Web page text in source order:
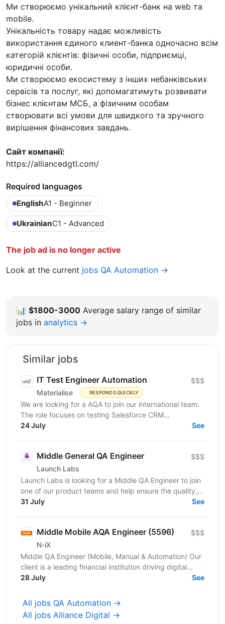
Ми створюємо унікальний клієнт-банк на web та
mobile.
Унікальність товару надає можливість
використання єдиного клиент-банка одночасно всім
категорій клієнтів: фізичні особи, підприємці,
юридичні особи.
Ми створюємо екосистему з інших небанківських
сервісів та послуг, які допомагатимуть розвивати
бізнес клієнтам МСБ, а фізичним особам
створювати всі умови для швидкого та зручного
вирішення фінансових завдань.
Сайт компанії:
https://alliancedgtl.com/
Required languages
EnglishA1 - Beginner
UkrainianC1 - Advanced
The job ad is no longer active
Look at the current jobs QA Automation →
📊 $1800-3000 Average salary range of similar
jobs in analytics →
Similar jobs
IT Test Engineer Automation
Materialise RESPONDS QUICKLY
$$$
We are looking for a AQA to join our international team.
The role focuses on testing Salesforce CRM
functionality and integrations with other applications...
24 July See
Middle General QA Engineer
Launch Labs
$$$
Launch Labs is looking for a Middle QA Engineer to join
one of our product teams and help ensure the quality,
stability, and reliability of its web and...
31 July See
Middle Mobile AQA Engineer (5596)
N-iX
$$$
Middle QA Engineer (Mobile, Manual & Automation) Our
client is a leading financial institution driving digital
transformation across its core products. You...
28 July See
All jobs QA Automation →
All jobs Alliance Digital →